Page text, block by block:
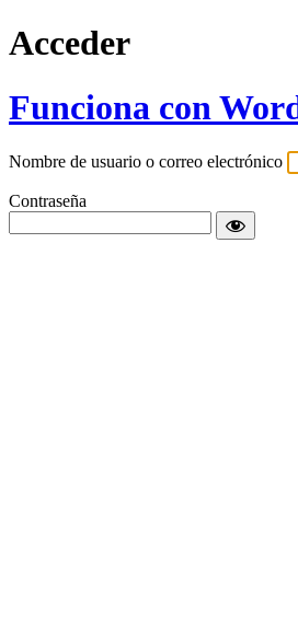
Acceder
Funciona con
Nombre de usuario o correo electrónico
Contraseña